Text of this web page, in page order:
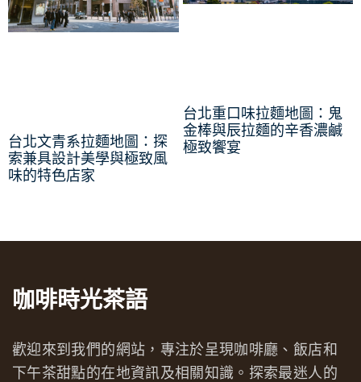
台北文青系拉麵地圖：探
索兼具設計美學與極致風
味的特色店家
台北重口味拉麵地圖：鬼
金棒與辰拉麵的辛香濃鹹
極致饗宴
咖啡時光茶語
歡迎來到我們的網站，專注於呈現咖啡廳、飯店和
下午茶甜點的在地資訊及相關知識。探索最迷人的